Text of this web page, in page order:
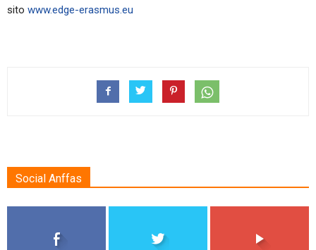
sito www.edge-erasmus.eu
Social Anffas